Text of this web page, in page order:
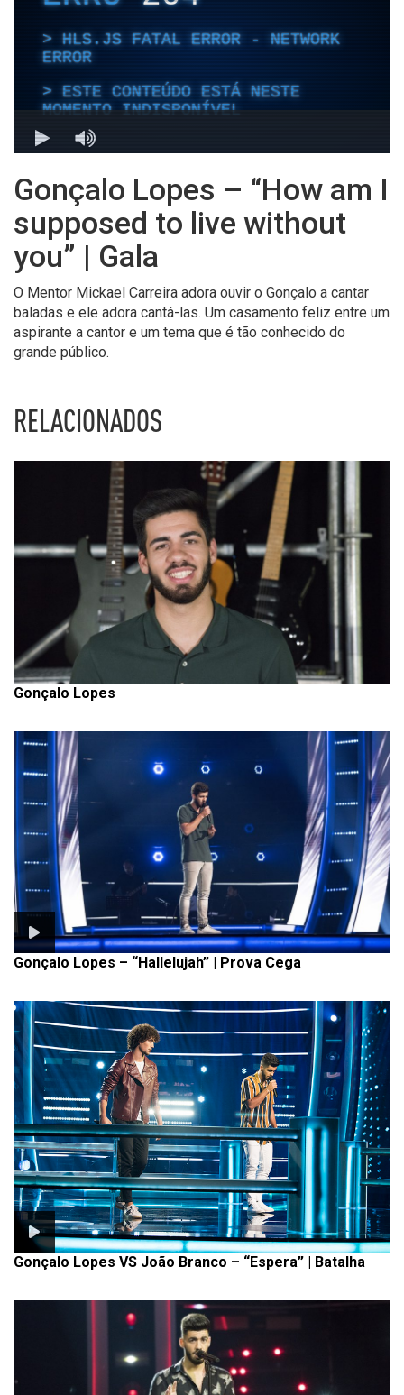
Gonçalo Lopes – “How am I
supposed to live without
you” | Gala
O Mentor Mickael Carreira adora ouvir o Gonçalo a cantar
baladas e ele adora cantá-las. Um casamento feliz entre um
aspirante a cantor e um tema que é tão conhecido do
grande público.
RELACIONADOS
Gonçalo Lopes
Gonçalo Lopes – “Hallelujah” | Prova Cega
Gonçalo Lopes VS João Branco – “Espera” | Batalha